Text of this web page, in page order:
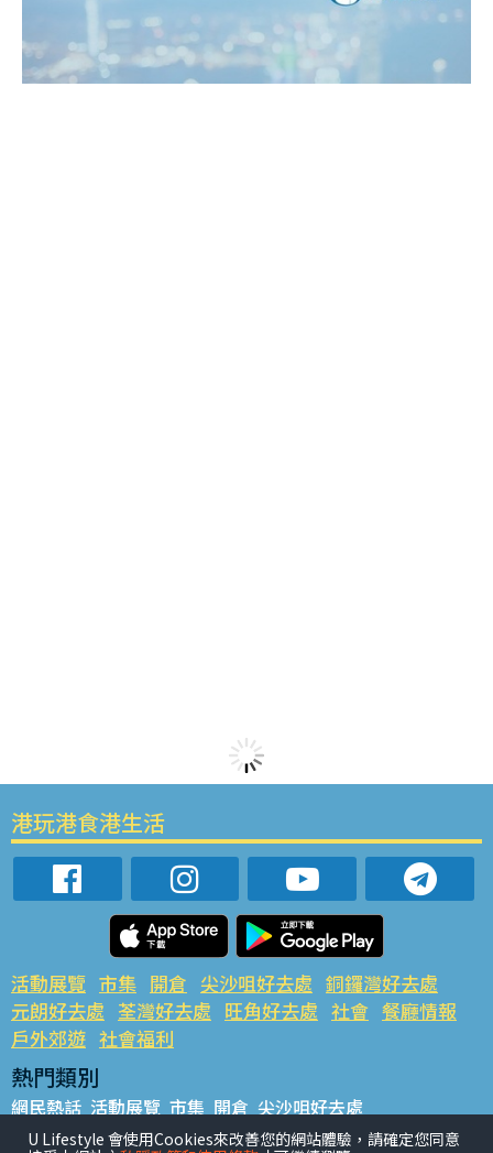
港玩港食港生活
活動展覽 市集 開倉 尖沙咀好去處 銅鑼灣好去處
元朗好去處 荃灣好去處 旺角好去處 社會 餐廳情報
戶外郊遊 社會福利
熱門類別
網民熱話 活動展覽 市集 開倉 尖沙咀好去處
銅鑼灣好去處 元朗好去處 荃灣好去處 旺角好去處 社會
U Lifestyle 會使用Cookies來改善您的網站體驗，請確定您同意